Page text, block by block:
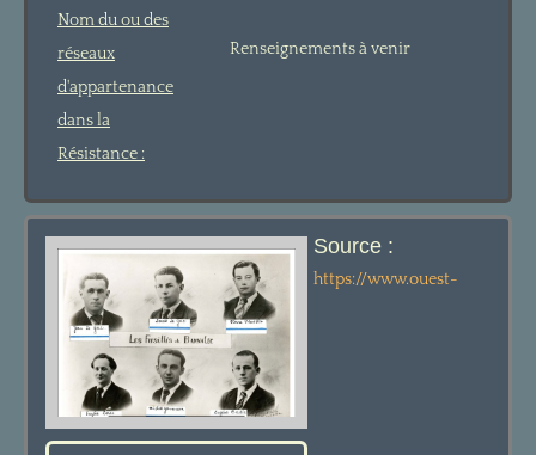
Nom du ou des
réseaux
d'appartenance
dans la
Résistance :
Renseignements à venir
Source :
https://www.ouest-